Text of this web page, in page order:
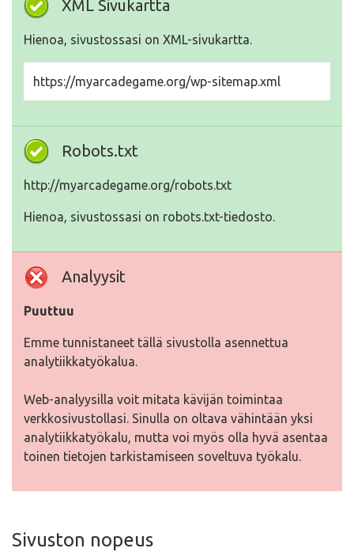
XML Sivukartta
Hienoa, sivustossasi on XML-sivukartta.
https://myarcadegame.org/wp-sitemap.xml
Robots.txt
http://myarcadegame.org/robots.txt
Hienoa, sivustossasi on robots.txt-tiedosto.
Analyysit
Puuttuu
Emme tunnistaneet tällä sivustolla asennettua
analytiikkatyökalua.
Web-analyysilla voit mitata kävijän toimintaa
verkkosivustollasi. Sinulla on oltava vähintään yksi
analytiikkatyökalu, mutta voi myös olla hyvä asentaa
toinen tietojen tarkistamiseen soveltuva työkalu.
Sivuston nopeus